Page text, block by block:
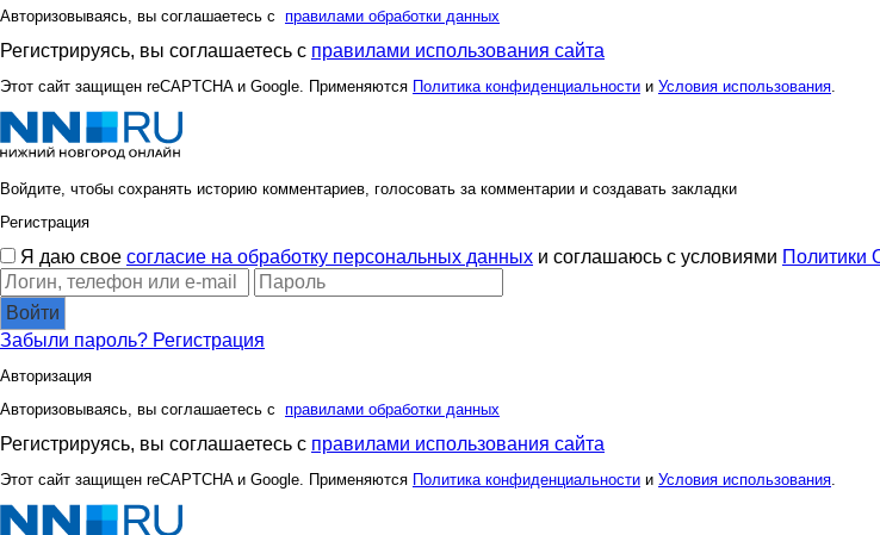
Авторизовываясь, вы соглашаетесь с правилами обработки данных
Регистрируясь, вы соглашаетесь с правилами использования сайта
Этот сайт защищен reCAPTCHA и Google. Применяются Политика конфиденциальности и Условия использования.
Войдите, чтобы сохранять историю комментариев, голосовать за комментарии и создавать закладки
Регистрация
Я даю свое согласие на обработку персональных данных и соглашаюсь с условиями Политики
Войти
Забыли пароль? Регистрация
Авторизация
Авторизовываясь, вы соглашаетесь с правилами обработки данных
Регистрируясь, вы соглашаетесь с правилами использования сайта
Этот сайт защищен reCAPTCHA и Google. Применяются Политика конфиденциальности и Условия использования.